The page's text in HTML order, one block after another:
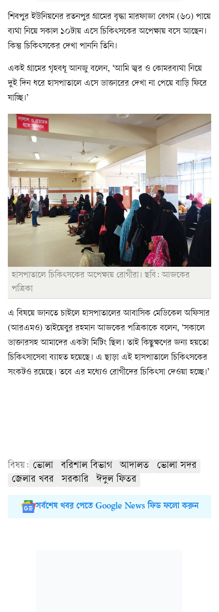
শিবপুর ইউনিয়নের রতনপুর গ্রামের বৃদ্ধা মারফাজা বেগম (৬০) পায়ে
ব্যথা নিয়ে সকাল ১০টায় এসে চিকিৎসকের অপেক্ষায় বসে আছেন।
কিন্তু চিকিৎসকের দেখা পাননি তিনি।
একই গ্রামের গৃহবধূ আনজু বলেন, ‘আমি জ্বর ও কোমরব্যথা নিয়ে
দুই দিন ধরে হাসপাতালে এসে ডাক্তারের দেখা না পেয়ে বাড়ি ফিরে
যাচ্ছি।’
হাসপাতালে চিকিৎসকের অপেক্ষায় রোগীরা। ছবি: আজকের
পত্রিকা
এ বিষয়ে জানতে চাইলে হাসপাতালের আবাসিক মেডিকেল অফিসার
(আরএমও) তাইয়েবুর রহমান আজকের পত্রিকাকে বলেন, ‘সকালে
ডাক্তারসহ আমাদের একটা মিটিং ছিল। তাই কিছুক্ষণের জন্য হয়তো
চিকিৎসাসেবা ব্যাহত হয়েছে। এ ছাড়া এই হাসপাতালে চিকিৎসকের
সংকটও রয়েছে। তবে এর মধ্যেও রোগীদের চিকিৎসা দেওয়া হচ্ছে।’
বিষয়: ভোলা বরিশাল বিভাগ আদালত
ভোলা সদর
জেলার খবর
সরকারি ঈদুল ফিতর
সর্বশেষ খবর পেতে Google News ফিড ফলো করুন